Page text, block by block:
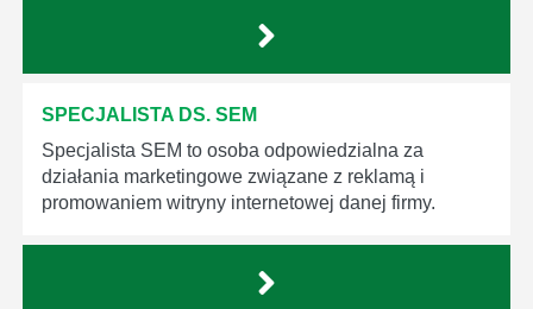
SPECJALISTA DS. SEM
Specjalista SEM to osoba odpowiedzialna za
działania marketingowe związane z reklamą i
promowaniem witryny internetowej danej firmy.